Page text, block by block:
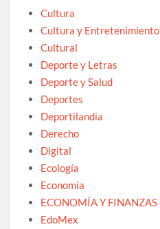
Cultura
Cultura y Entretenimiento
Cultural
Deporte y Letras
Deporte y Salud
Deportes
Deportilandia
Derecho
Digital
Ecología
Economía
ECONOMÍA Y FINANZAS
EdoMex